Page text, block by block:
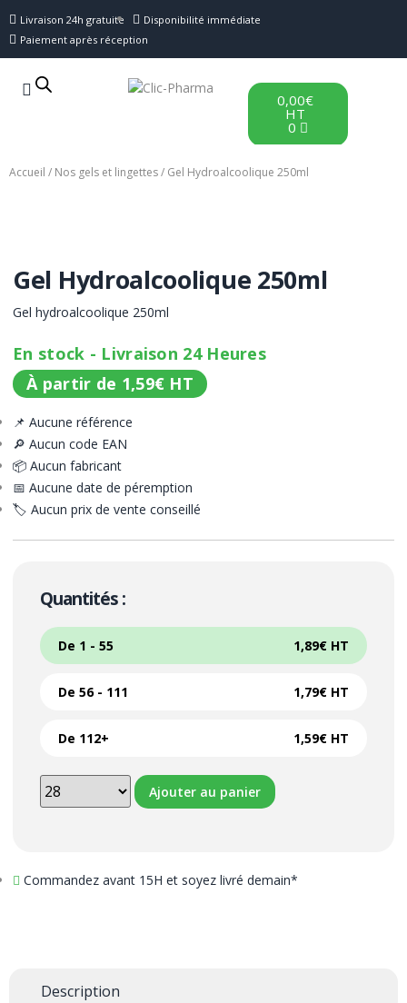
Livraison 24h gratuite
Disponibilité immédiate
Paiement après réception
0,00€
HT
0
Accueil / Nos gels et lingettes/ Gel Hydroalcoolique 250ml
Gel Hydroalcoolique 250ml
Gel hydroalcoolique 250ml
En stock - Livraison 24 Heures
À partir de 1,59€ HT
📌 Aucune référence
🔎 Aucun code EAN
📦 Aucun fabricant
📅 Aucune date de péremption
🏷️ Aucun prix de vente conseillé
Quantités :
De 1 - 55 1,89€ HT
De 56 - 111 1,79€ HT
De 112+ 1,59€ HT
Ajouter au panier
Commandez avant 15H et soyez livré demain*
Description